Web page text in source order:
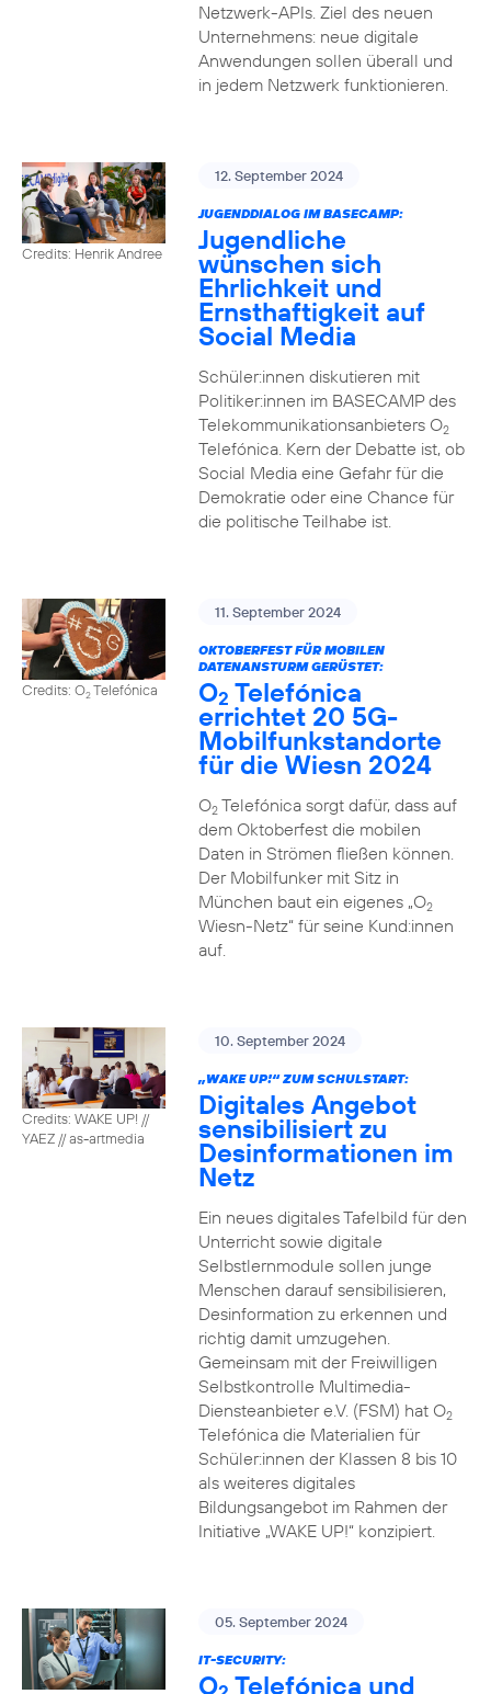
Netzwerk-APIs. Ziel des neuen
Unternehmens: neue digitale
Anwendungen sollen überall und
in jedem Netzwerk funktionieren.
Credits: Henrik Andree
12. September 2024
JUGENDDIALOG IM BASECAMP:
Jugendliche
wünschen sich
Ehrlichkeit und
Ernsthaftigkeit auf
Social Media
Schüler:innen diskutieren mit
Politiker:innen im BASECAMP des
Telekommunikationsanbieters O2
Telefónica. Kern der Debatte ist, ob
Social Media eine Gefahr für die
Demokratie oder eine Chance für
die politische Teilhabe ist.
Credits: O2Telefónica
11. September 2024
OKTOBERFEST FÜR MOBILEN
DATENANSTURM GERÜSTET:
O2 Telefónica
errichtet 20 5G-
Mobilfunkstandorte
für die Wiesn 2024
O2Telefónica sorgt dafür, dass auf
dem Oktoberfest die mobilen
Daten in Strömen fließen können.
Der Mobilfunker mit Sitz in
München baut ein eigenes „O2
Wiesn-Netz“ für seine Kund:innen
auf.
Credits: WAKE UP! //
YAEZ // as-artmedia
10. September 2024
„WAKE UP!“ ZUM SCHULSTART:
Digitales Angebot
sensibilisiert zu
Desinformationen im
Netz
Ein neues digitales Tafelbild für den
Unterricht sowie digitale
Selbstlernmodule sollen junge
Menschen darauf sensibilisieren,
Desinformation zu erkennen und
richtig damit umzugehen.
Gemeinsam mit der Freiwilligen
Selbstkontrolle Multimedia-
Diensteanbieter e.V. (FSM) hat O2
Telefónica die Materialien für
Schüler:innen der Klassen 8 bis 10
als weiteres digitales
Bildungsangebot im Rahmen der
Initiative „WAKE UP!“ konzipiert.
05. September 2024
IT-SECURITY:
O Telefónica und